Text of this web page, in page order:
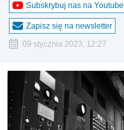
Subskrybuj nas na Youtube
Zapisz się na newsletter
09 stycznia 2023, 12:27